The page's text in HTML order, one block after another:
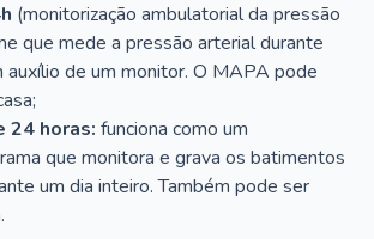
(monitorização ambulatorial da pressão
que mede a pressão arterial durante
auxílio de um monitor. O MAPA pode
24 horas: funciona como um
que monitora e grava os batimentos
um dia inteiro. Também pode ser